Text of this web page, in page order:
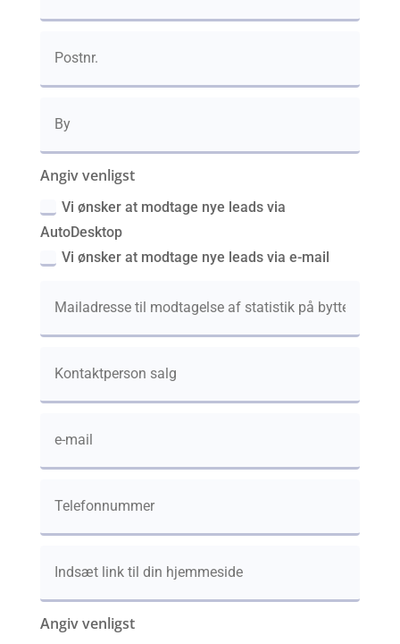
Angiv venligst
Vi ønsker at modtage nye leads via
AutoDesktop
Vi ønsker at modtage nye leads via e-mail
Angiv venligst